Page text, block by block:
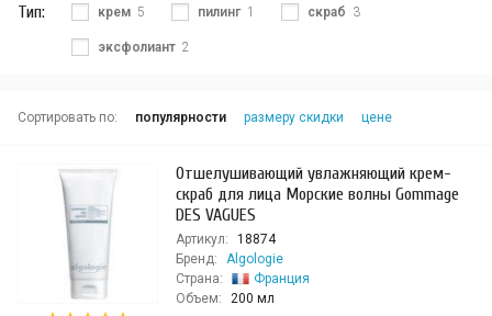
Тип: крем 5 пилинг 1 скраб 3
эксфолиант 2
Сортировать по: популярности размеру скидки цене
Отшелушивающий увлажняющий крем-
скраб для лица Морские волны Gommage
DES VAGUES
Артикул:
18874
Бренд:
Algologie
Страна:
Франция
Объем:
200 мл